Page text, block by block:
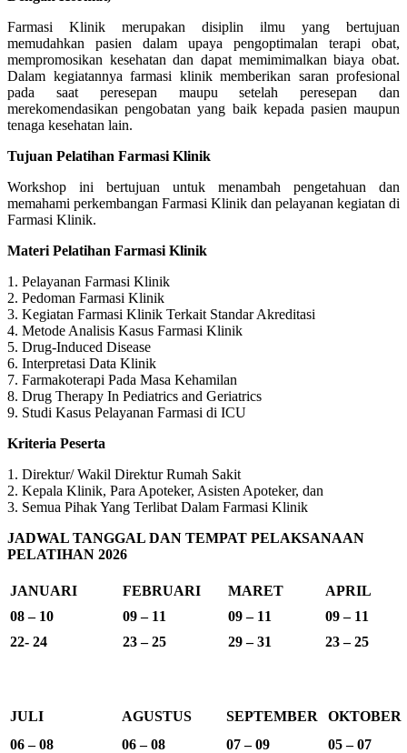
Farmasi Klinik merupakan disiplin ilmu yang bertujuan
memudahkan pasien dalam upaya pengoptimalan terapi obat,
mempromosikan kesehatan dan dapat memimimalkan biaya obat.
Dalam kegiatannya farmasi klinik memberikan saran profesional
pada saat peresepan maupu setelah peresepan dan
merekomendasikan pengobatan yang baik kepada pasien maupun
tenaga kesehatan lain.
Tujuan Pelatihan Farmasi Klinik
Workshop ini bertujuan untuk menambah pengetahuan dan
memahami perkembangan Farmasi Klinik dan pelayanan kegiatan di
Farmasi Klinik.
Materi Pelatihan Farmasi Klinik
1. Pelayanan Farmasi Klinik
2. Pedoman Farmasi Klinik
3. Kegiatan Farmasi Klinik Terkait Standar Akreditasi
4. Metode Analisis Kasus Farmasi Klinik
5. Drug-Induced Disease
6. Interpretasi Data Klinik
7. Farmakoterapi Pada Masa Kehamilan
8. Drug Therapy In Pediatrics and Geriatrics
9. Studi Kasus Pelayanan Farmasi di ICU
Kriteria Peserta
1. Direktur/ Wakil Direktur Rumah Sakit
2. Kepala Klinik, Para Apoteker, Asisten Apoteker, dan
3. Semua Pihak Yang Terlibat Dalam Farmasi Klinik
JADWAL TANGGAL DAN TEMPAT PELAKSANAAN
PELATIHAN 2026
JANUARI FEBRUARI MARET
APRIL
08 – 10
09 – 11 09 – 11
09 – 11
22- 24
23 – 25 29 – 31 23 – 25
JULI AGUSTUS SEPTEMBER
OKTOBER
06 – 08
06 – 08 07 – 09
05 – 07